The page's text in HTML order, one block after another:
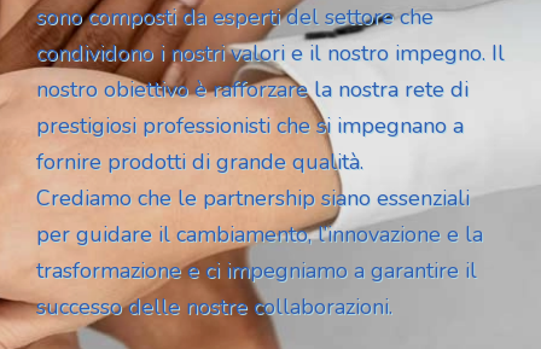
sono composti da esperti del settore che
condividono i nostri valori e il nostro impegno. Il
nostro obiettivo è rafforzare la nostra rete di
prestigiosi professionisti che si impegnano a
fornire prodotti di grande qualità.
Crediamo che le partnership siano essenziali
per guidare il cambiamento, l’innovazione e la
trasformazione e ci impegniamo a garantire il
successo delle nostre collaborazioni.